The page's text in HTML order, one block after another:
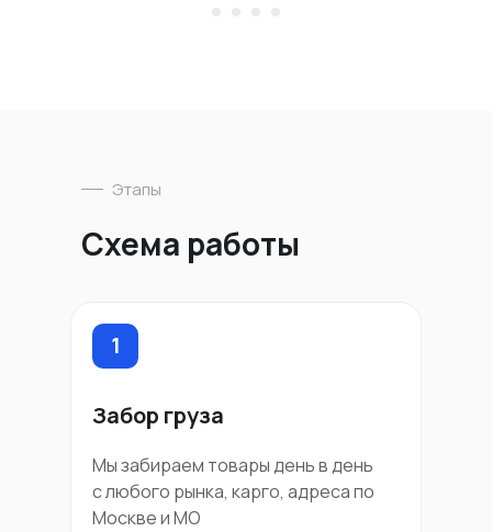
Забор груза
Мы забираем товары день в день
с любого рынка, карго, адреса по
Москве и МО
1
Схема работы
Этапы